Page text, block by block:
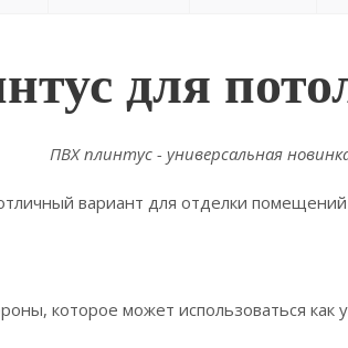
для
ПВХ плинтус - универсальная
вариант для отделки
которое может использоваться как